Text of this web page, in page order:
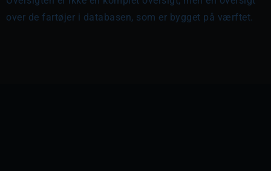
over de fartøjer i databasen, som er bygget på værftet.